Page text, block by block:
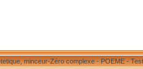
minceur-Zéro complexe-POEME-